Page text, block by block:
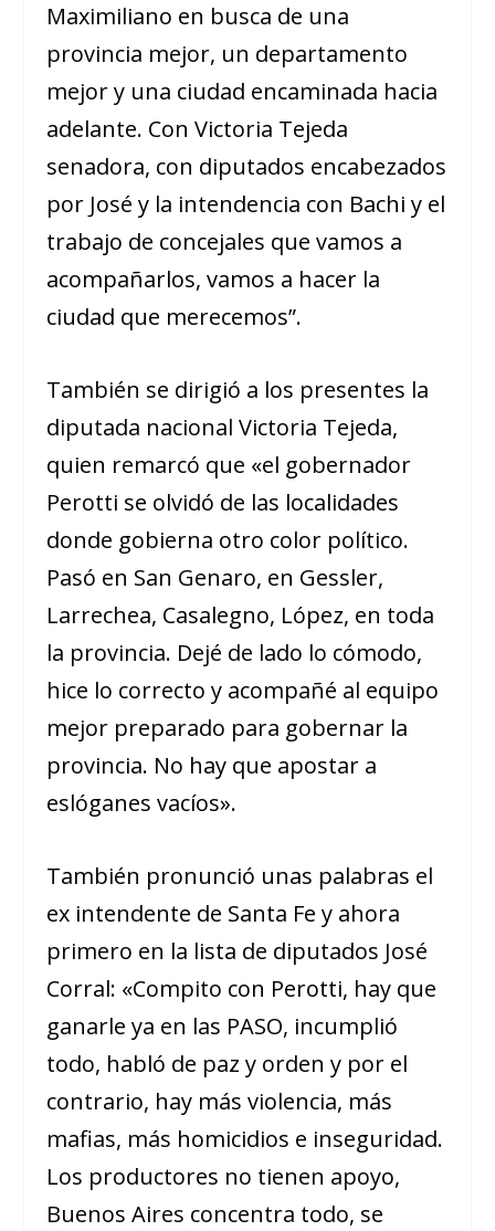
Maximiliano en busca de una
provincia mejor, un departamento
mejor y una ciudad encaminada hacia
adelante. Con Victoria Tejeda
senadora, con diputados encabezados
por José y la intendencia con Bachi y el
trabajo de concejales que vamos a
acompañarlos, vamos a hacer la
ciudad que merecemos”.
También se dirigió a los presentes la
diputada nacional Victoria Tejeda,
quien remarcó que «el gobernador
Perotti se olvidó de las localidades
donde gobierna otro color político.
Pasó en San Genaro, en Gessler,
Larrechea, Casalegno, López, en toda
la provincia. Dejé de lado lo cómodo,
hice lo correcto y acompañé al equipo
mejor preparado para gobernar la
provincia. No hay que apostar a
eslóganes vacíos».
También pronunció unas palabras el
ex intendente de Santa Fe y ahora
primero en la lista de diputados José
Corral: «Compito con Perotti, hay que
ganarle ya en las PASO, incumplió
todo, habló de paz y orden y por el
contrario, hay más violencia, más
mafias, más homicidios e inseguridad.
Los productores no tienen apoyo,
Buenos Aires concentra todo, se